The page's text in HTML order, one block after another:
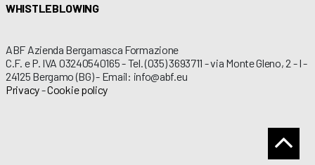
WHISTLEBLOWING
ABF Azienda Bergamasca Formazione
C.F. e P. IVA 03240540165 - Tel. (035) 3693711 - via Monte Gleno, 2 - I -
24125 Bergamo (BG) - Email: info@abf.eu
Privacy-Cookie policy